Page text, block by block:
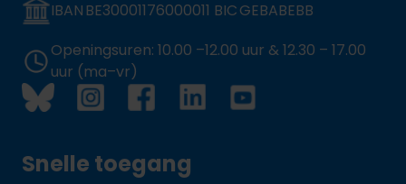
IBAN BE30001176000011 BIC GEBABEBB
Openingsuren: 10.00 –12.00 uur & 12.30 – 17.00
uur (ma–vr)
Snelle toegang